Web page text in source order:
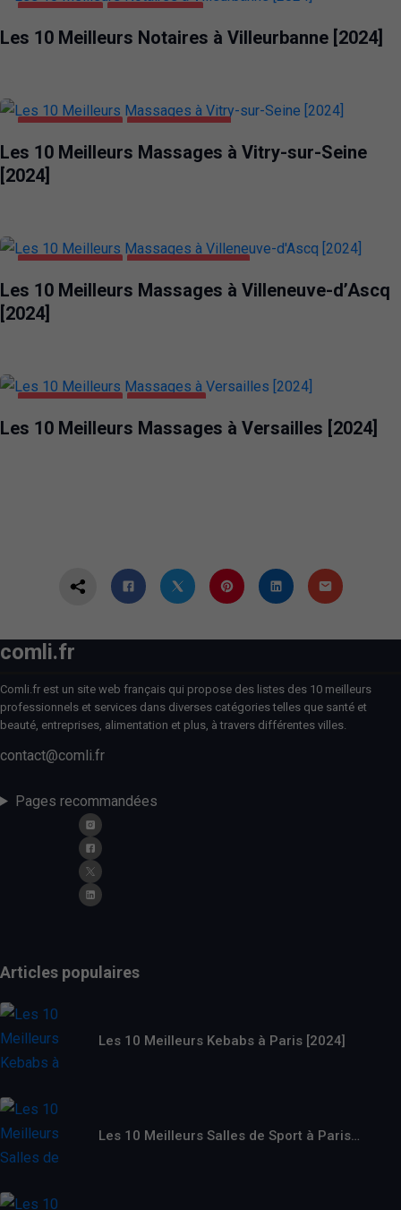
Les 10 Meilleurs Notaires à Villeurbanne [2024]
Les 10 Meilleurs Massages à Vitry-sur-Seine
[2024]
Les 10 Meilleurs Massages à Villeneuve-d’Ascq
[2024]
Les 10 Meilleurs Massages à Versailles [2024]
comli.fr
Comli.fr est un site web français qui propose des listes des 10 meilleurs
professionnels et services dans diverses catégories telles que santé et
beauté, entreprises, alimentation et plus, à travers différentes villes.
contact@comli.fr
Pages recommandées
Articles populaires
Les 10 Meilleurs Kebabs à Paris [2024]
Les 10 Meilleurs Salles de Sport à Paris…